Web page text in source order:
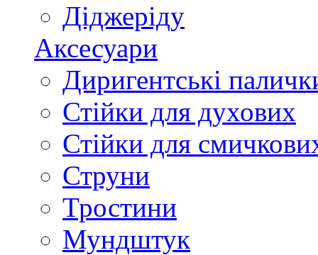
Діджеріду
Аксесуари
Диригентські
Стійки для духових
Стійки для
Струни
Тростини
Мундштук